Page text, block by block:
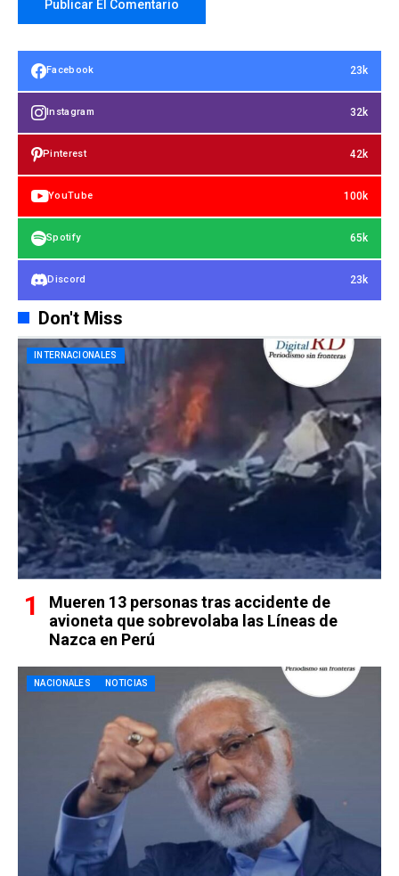
Facebook 23k
Instagram 32k
Pinterest 42k
YouTube 100k
Spotify 65k
Discord 23k
Don't Miss
INTERNACIONALES
Mueren 13 personas tras accidente de
avioneta que sobrevolaba las Líneas de
Nazca en Perú
NACIONALES NOTICIAS